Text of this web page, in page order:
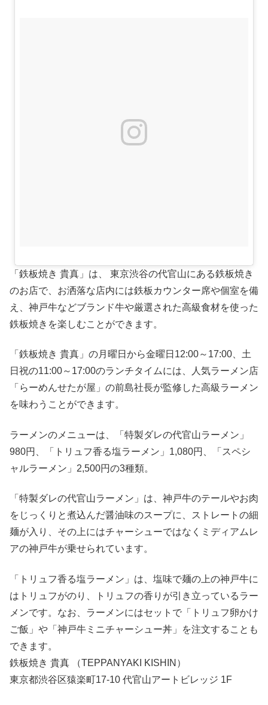
「鉄板焼き 貴真」は、 東京渋谷の代官山にある鉄板焼き
のお店で、お洒落な店内には鉄板カウンター席や個室を備
え、神戸牛などブランド牛や厳選された高級食材を使った
鉄板焼きを楽しむことができます。
「鉄板焼き 貴真」の月曜日から金曜日12:00～17:00、土
日祝の11:00～17:00のランチタイムには、人気ラーメン店
「らーめんせたが屋」の前島社長が監修した高級ラーメン
を味わうことができます。
ラーメンのメニューは、「特製ダレの代官山ラーメン」
980円、「トリュフ香る塩ラーメン」1,080円、「スペシ
ャルラーメン」2,500円の3種類。
「特製ダレの代官山ラーメン」は、神戸牛のテールやお肉
をじっくりと煮込んだ醤油味のスープに、ストレートの細
麺が入り、その上にはチャーシューではなくミディアムレ
アの神戸牛が乗せられています。
「トリュフ香る塩ラーメン」は、塩味で麺の上の神戸牛に
はトリュフがのり、トリュフの香りが引き立っているラー
メンです。なお、ラーメンにはセットで「トリュフ卵かけ
ご飯」や「神戸牛ミニチャーシュー丼」を注文することも
できます。
鉄板焼き 貴真 （TEPPANYAKI KISHIN）
東京都渋谷区猿楽町17-10 代官山アートビレッジ 1F